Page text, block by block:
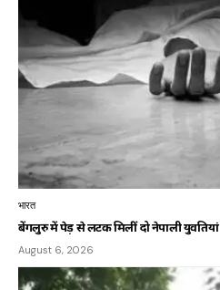
भारत
बेंगलुरु में पेड़ से लटकी मिलीं दो नेपाली युवतियां
August 6, 2026